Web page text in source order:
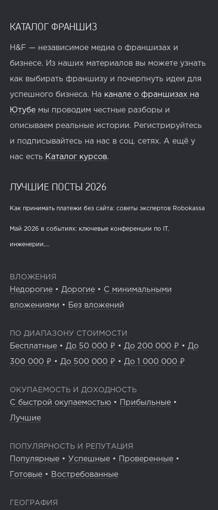
КАТАЛОГ ФРАНШИЗ
H&F — независимое медиа о франшизах и
бизнесе. Из наших материалов вы можете узнать
как выбирать франшизу и почерпнуть идеи для
успешного бизнеса. На канале о франшизах на
Ютубе мы проводим честные разборы и
описываем реальные истории. Регистрируйтесь
и подписывайтесь на нас в соц. сетях. А ещё у
нас есть Каталог курсов.
ЛУЧШИЕ ПОСТЫ 2026
Как принимать платежи без сайта: советы экспертов Robokassa
Май 2026 в событиях: ключевые конференции по IT,
инженерии,...
ВЛОЖЕНИЯ
Недорогие • Дорогие • С минимальными
вложениями • Без вложений
ПО ДИАПАЗОНУ СТОИМОСТИ
Бесплатные • До 50 000 ₽ • До 200 000 ₽ • До
300 000 ₽ • До 500 000 ₽ • До 1 000 000 ₽
ОКУПАЕМОСТЬ И ДОХОДНОСТЬ
С быстрой окупаемостью • Прибыльные •
Лучшие
ПОПУЛЯРНОСТЬ И РЕПУТАЦИЯ
Популярные • Успешные • Проверенные •
Готовые • Востребованные
ГЕОГРАФИЯ